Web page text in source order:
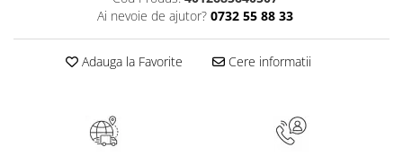
Elevi de 10 plus
Lumea Copilariei
Manuale - Carte Scolara
Ai nevoie de ajutor? 0732 55 88 33
Adauga la Favorite Cere informatii